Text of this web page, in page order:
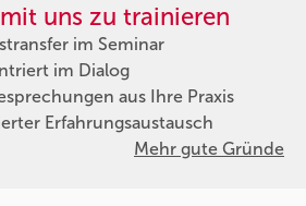
uns zu trainieren
im Seminar
im Dialog
aus Ihre Praxis
Erfahrungsaustausch
Mehr gute Gründe